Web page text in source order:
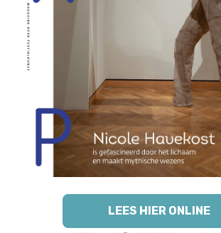
LEES HIER ONLINE